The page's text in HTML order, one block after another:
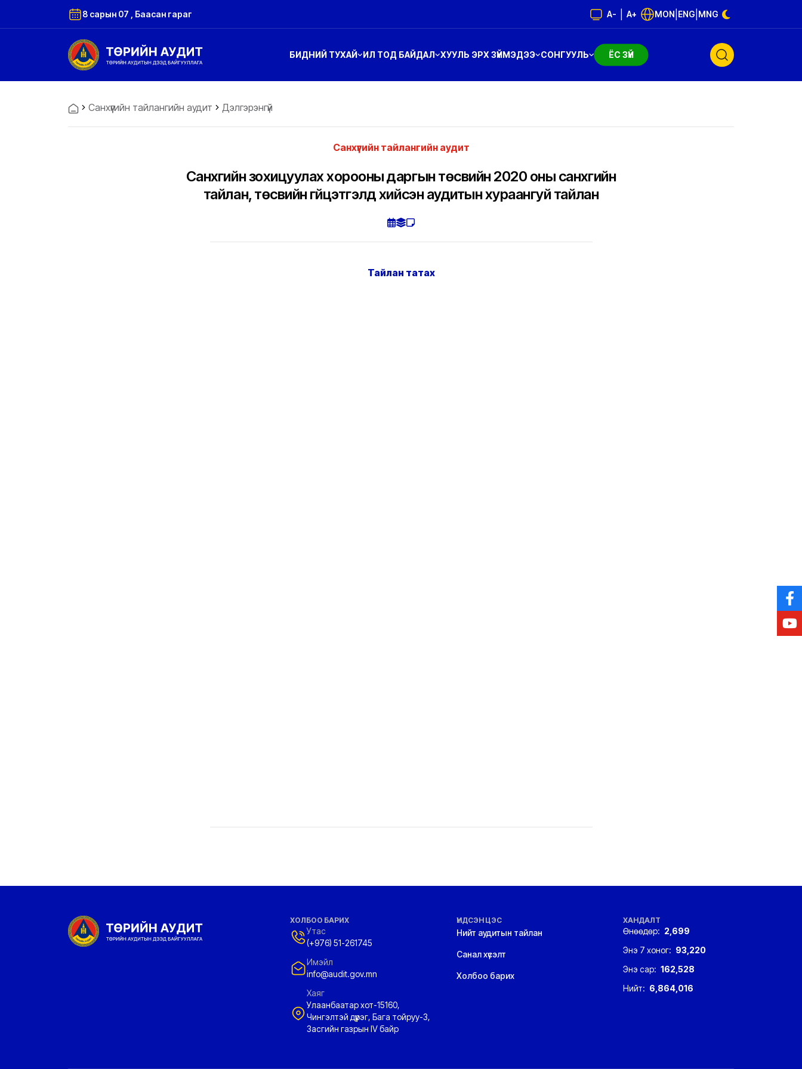
8 сарын 07 , Баасан гараг A- A+ MON ENG MNG
БИДНИЙ ТУХАЙ ИЛ ТОД БАЙДАЛ ХУУЛЬ ЭРХ ЗҮЙМЭДЭЭ СОНГУУЛЬ ЁС ЗҮЙ
Санхүүгийн тайлангийн аудит Дэлгэрэнгүй
Санхүүгийн тайлангийн аудит
Санхүүгийн зохицуулах хорооны даргын төсвийн 2020 оны санхүүгийн
тайлан, төсвийн гүйцэтгэлд хийсэн аудитын хураангуй тайлан
Тайлан татах
ХОЛБОО БАРИХ
Утас
(+976) 51-261745
Имэйл
info@audit.gov.mn
Хаяг
Улаанбаатар хот-15160,
Чингэлтэй дүүрэг, Бага тойруу-3,
Засгийн газрын IV байр
ҮНДСЭН ЦЭС
Нийт аудитын тайлан
Санал хүсэлт
Холбоо барих
ХАНДАЛТ
Өнөөдөр: 2,699
Энэ 7 хоног: 93,220
Энэ сар: 162,528
Нийт: 6,864,016